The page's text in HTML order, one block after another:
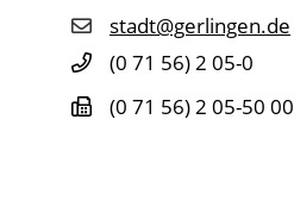
stadt@gerlingen.de
(0 71 56) 2 05-0
(0 71 56) 2 05-50 00